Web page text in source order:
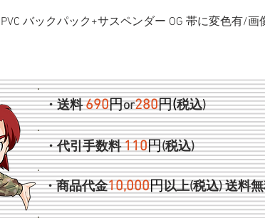
バックパック+サスペンダー OG 帯に変色有/画
・送料690円or280円(税込)
・代引手数料110円(税込)
・商品代金10,000円以上(税込)送料